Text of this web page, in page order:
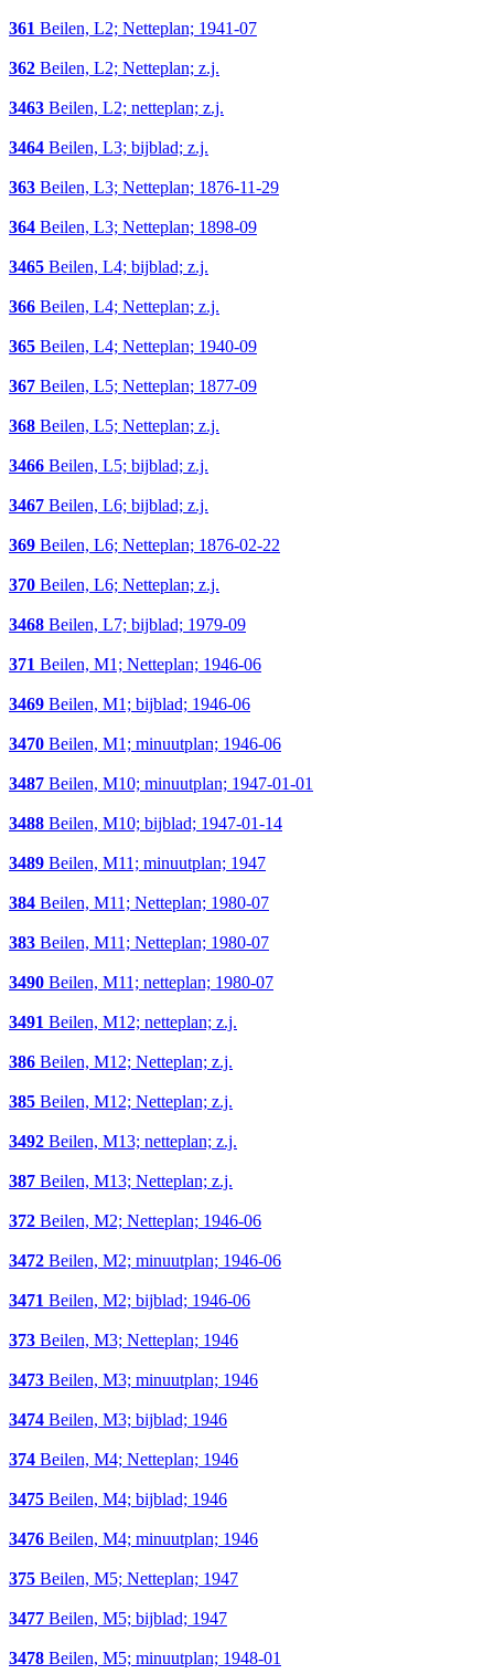
361 Beilen, L2; Netteplan; 1941-07
362 Beilen, L2; Netteplan; z.j.
3463 Beilen, L2; netteplan; z.j.
3464 Beilen, L3; bijblad; z.j.
363 Beilen, L3; Netteplan; 1876-11-29
364 Beilen, L3; Netteplan; 1898-09
3465 Beilen, L4; bijblad; z.j.
366 Beilen, L4; Netteplan; z.j.
365 Beilen, L4; Netteplan; 1940-09
367 Beilen, L5; Netteplan; 1877-09
368 Beilen, L5; Netteplan; z.j.
3466 Beilen, L5; bijblad; z.j.
3467 Beilen, L6; bijblad; z.j.
369 Beilen, L6; Netteplan; 1876-02-22
370 Beilen, L6; Netteplan; z.j.
3468 Beilen, L7; bijblad; 1979-09
371 Beilen, M1; Netteplan; 1946-06
3469 Beilen, M1; bijblad; 1946-06
3470 Beilen, M1; minuutplan; 1946-06
3487 Beilen, M10; minuutplan; 1947-01-01
3488 Beilen, M10; bijblad; 1947-01-14
3489 Beilen, M11; minuutplan; 1947
384 Beilen, M11; Netteplan; 1980-07
383 Beilen, M11; Netteplan; 1980-07
3490 Beilen, M11; netteplan; 1980-07
3491 Beilen, M12; netteplan; z.j.
386 Beilen, M12; Netteplan; z.j.
385 Beilen, M12; Netteplan; z.j.
3492 Beilen, M13; netteplan; z.j.
387 Beilen, M13; Netteplan; z.j.
372 Beilen, M2; Netteplan; 1946-06
3472 Beilen, M2; minuutplan; 1946-06
3471 Beilen, M2; bijblad; 1946-06
373 Beilen, M3; Netteplan; 1946
3473 Beilen, M3; minuutplan; 1946
3474 Beilen, M3; bijblad; 1946
374 Beilen, M4; Netteplan; 1946
3475 Beilen, M4; bijblad; 1946
3476 Beilen, M4; minuutplan; 1946
375 Beilen, M5; Netteplan; 1947
3477 Beilen, M5; bijblad; 1947
3478 Beilen, M5; minuutplan; 1948-01